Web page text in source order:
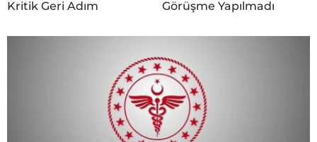
Kritik Geri Adım
Görüşme Yapılmadı